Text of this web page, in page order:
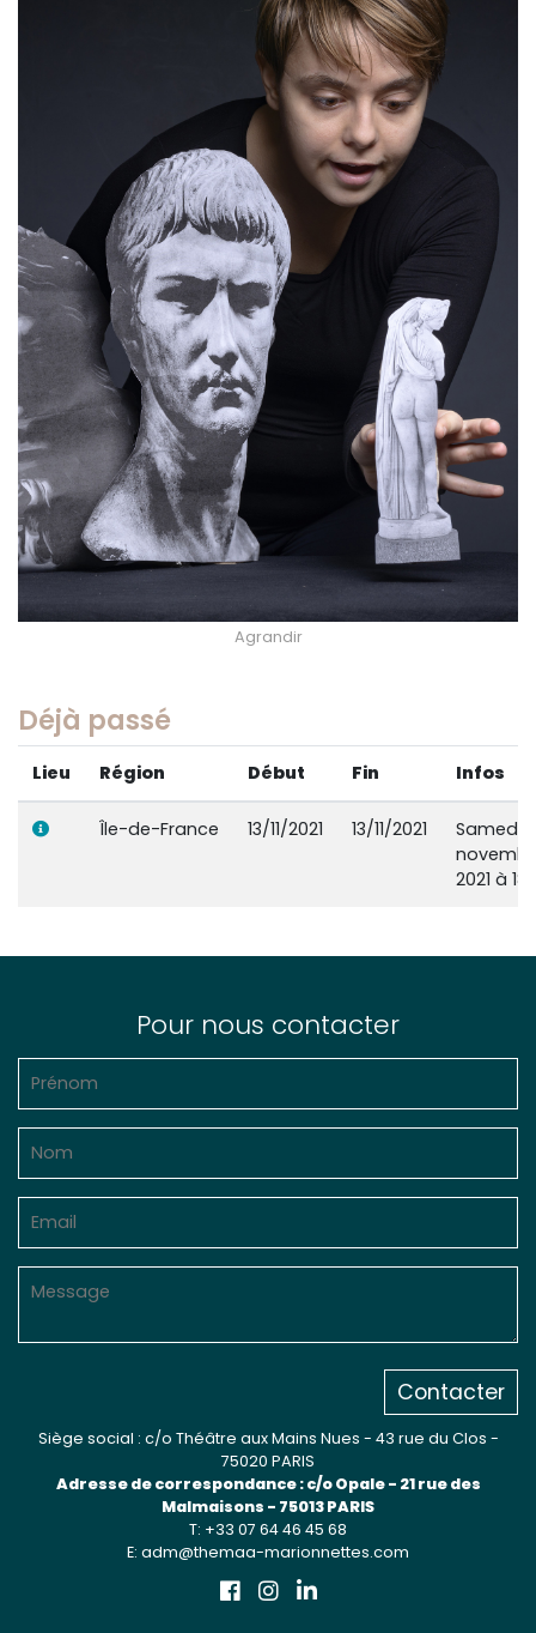
Agrandir
Déjà passé
Lieu Région Début Fin Infos
Île-de-France 13/11/2021 13/11/2021
Samedi
2021 à
Pour nous contacter
Contacter
Siège social : c/o Théâtre aux Mains Nues - 43 rue du Clos -
75020 PARIS
Adresse de correspondance : c/o Opale - 21 rue des
Malmaisons - 75013 PARIS
T: +33 07 64 46 45 68
E: adm@themaa-marionnettes.com